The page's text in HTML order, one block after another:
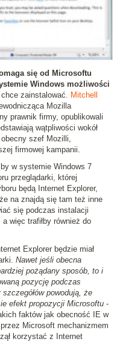
się od Microsoftu
Windows możliwości
zainstalować. Mitchell
Mozilla
prawnik firmy, opublikowali
wątpliwości wokół
szef Mozilli,
firmowej kampanii.
w systemie Windows 7
przeglądarki, której
będą Internet Explorer,
na znajdą się tam też inne
się podczas instalacji
więc trafiłby również do
Explorer będzie miał
Nawet jeśli obecna
pożądany sposób, to i
pozycję podczas
szczegółów powodują, że
efekt propozycji Microsoftu -
faktów jak obecność IE w
Microsoft mechanizmem
korzystać z Internet